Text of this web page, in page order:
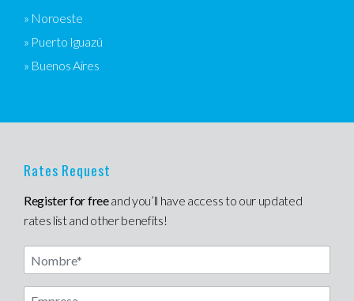
» Noroeste
» Puerto Iguazú
» Buenos Aires
Rates Request
Register for freeand you’ll have access to our updated
rates list and other benefits!
Nombre